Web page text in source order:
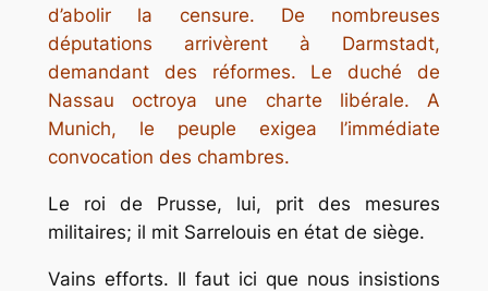
d’abolir la censure. De nombreuses
députations arrivèrent à Darmstadt,
demandant des réformes. Le duché de
Nassau octroya une charte libérale. A
Munich, le peuple exigea l’immédiate
convocation des chambres.
Le roi de Prusse, lui, prit des mesures
militaires; il mit Sarrelouis en état de siège.
Vains efforts. Il faut ici que nous insistions